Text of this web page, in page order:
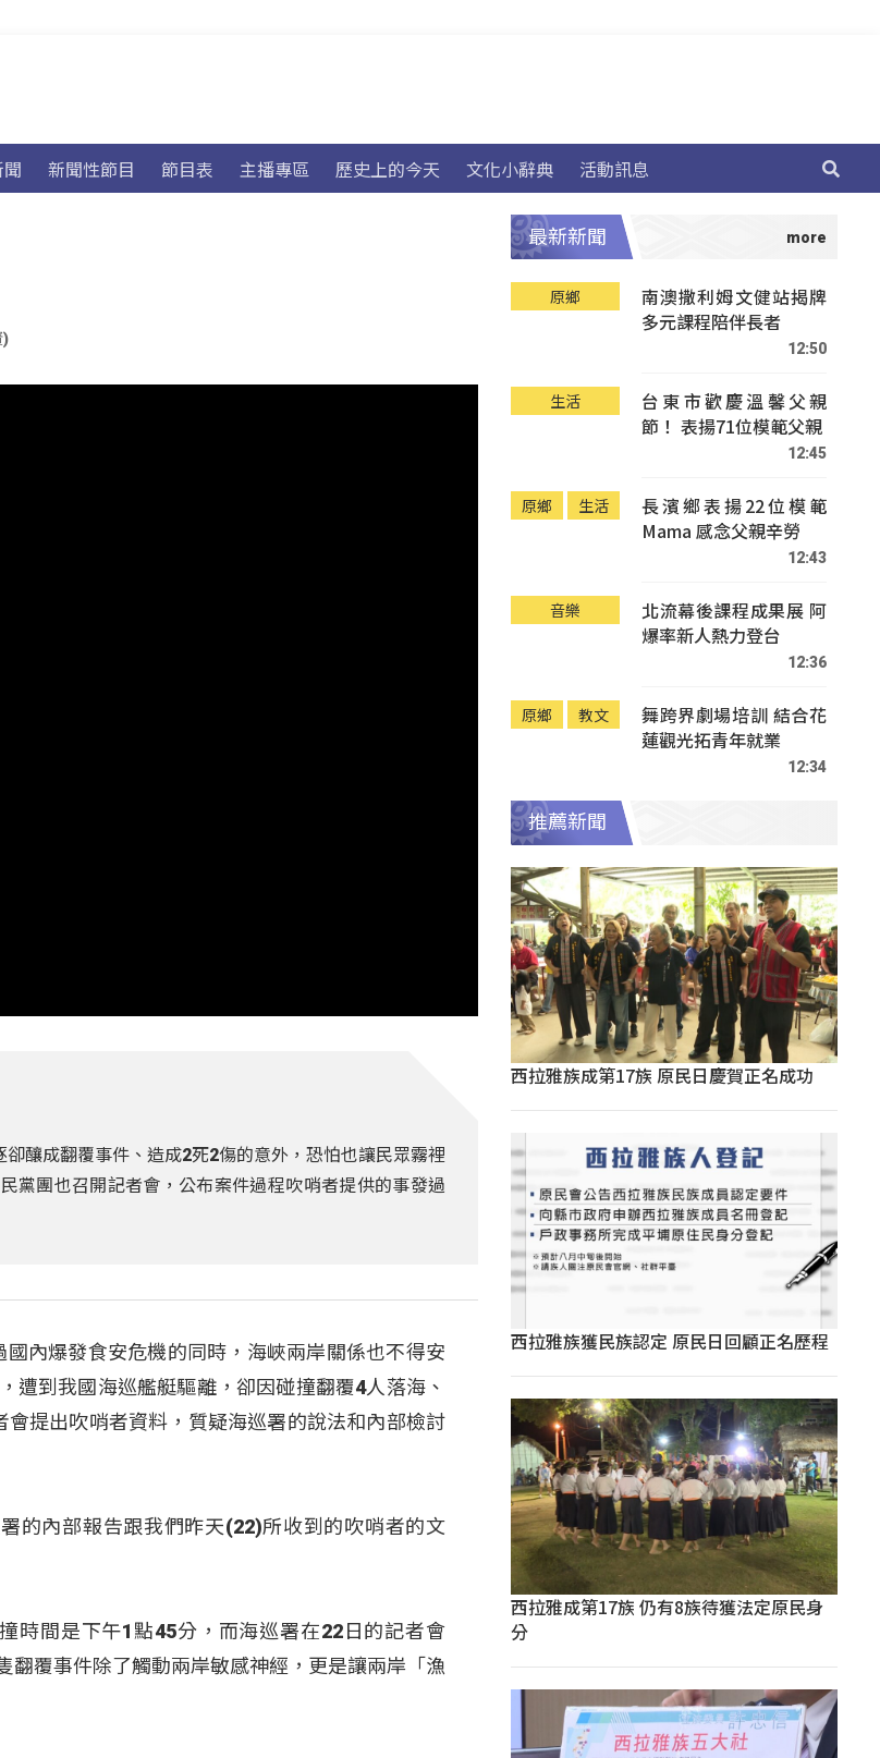
新聞性節目 節目表 主播專區 歷史上的今天 文化小辭典 活動訊息
)
釀成翻覆事件、造成2死2傷的意外，恐怕也讓民眾霧裡
黨團也召開記者會，公布案件過程吹哨者提供的事發過
內爆發食安危機的同時，海峽兩岸關係也不得安
遭到我國海巡艦艇驅離，卻因碰撞翻覆4人落海、
提出吹哨者資料，質疑海巡署的說法和內部檢討
的內部報告跟我們昨天(22)所收到的吹哨者的文
時間是下午1點45分，而海巡署在22日的記者會
覆事件除了觸動兩岸敏感神經，更是讓兩岸「漁
最新新聞
原鄉
南澳撒利姆文健站揭牌
多元課程陪伴長者
12:50
生活
台東市歡慶溫馨父親
節！ 表揚71位模範父親
12:45
原鄉 生活
長濱鄉表揚22位模範
Mama 感念父親辛勞
12:43
音樂
北流幕後課程成果展 阿
爆率新人熱力登台
12:36
原鄉 教文
舞跨界劇場培訓 結合花
蓮觀光拓青年就業
12:34
推薦新聞
西拉雅族成第17族 原民日慶賀正名成功
西拉雅族獲民族認定 原民日回顧正名歷程
西拉雅成第17族 仍有8族待獲法定原民身
分